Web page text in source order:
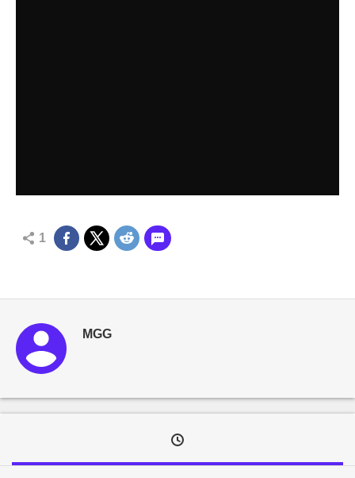
1
MGG